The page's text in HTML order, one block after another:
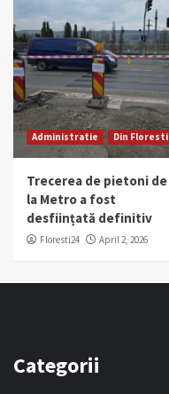
Administratie Din Floresti
Trecerea de pietoni de
la Metro a fost
desființată definitiv
Floresti24 April 2, 2026
Categorii